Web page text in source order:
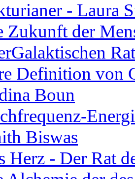
- Laura
Zukunft der
Definition von
Boun
Biswas
Herz - Der Rat